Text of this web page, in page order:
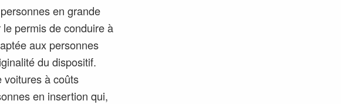
en grande
permis de conduire à
aux personnes
du dispositif.
voitures à coûts
en insertion qui,